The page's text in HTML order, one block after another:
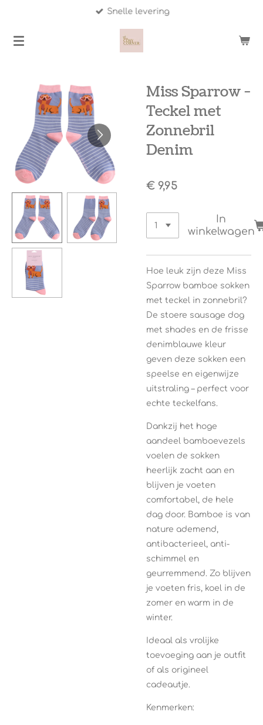
naar
Snelle levering
Miss Sparrow -
Teckel met
Zonnebril
Denim
€ 9,95
In
winkelwagen
Hoe leuk zijn deze Miss
Sparrow bamboe sokken
met teckel in zonnebril?
De stoere sausage dog
met shades en de frisse
denimblauwe kleur
geven deze sokken een
speelse en eigenwijze
uitstraling – perfect voor
echte teckelfans.
Dankzij het hoge
aandeel bamboevezels
voelen de sokken
heerlijk zacht aan en
blijven je voeten
comfortabel, de hele
dag door. Bamboe is van
nature ademend,
antibacterieel, anti-
schimmel en
geurremmend. Zo blijven
je voeten fris, koel in de
zomer en warm in de
winter.
Ideaal als vrolijke
toevoeging aan je outfit
of als origineel
cadeautje.
Kenmerken: